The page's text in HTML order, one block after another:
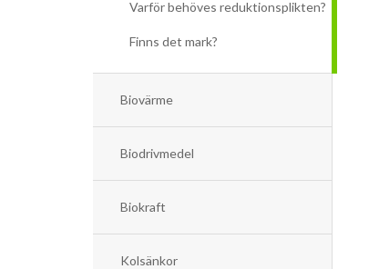
Varför behöves reduktionsplikten?
Finns det mark?
Biovärme
Biodrivmedel
Biokraft
Kolsänkor